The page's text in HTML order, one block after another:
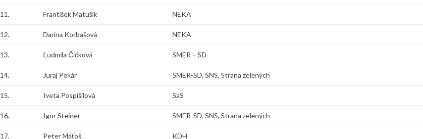
11. František Matušík NEKA
12. Darina Korbašová NEKA
13. Ľudmila Čičková SMER – SD
14. Juraj Pekár SMER-SD, SNS, Strana zelených
15. Iveta Pospíšilová SaS
16. Igor Steiner SMER-SD, SNS, Strana zelených
17. Peter Máťoš KDH